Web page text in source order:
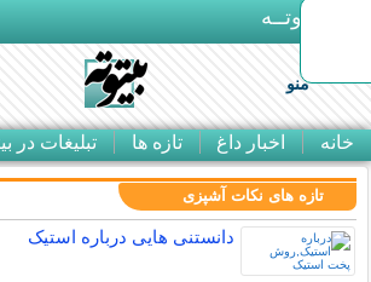
بـیتوتــه
منو
خانه اخبار داغ تازه ها تبلیغات در
تازه های نکات آشپزی
دانستنی هایی درباره استیک